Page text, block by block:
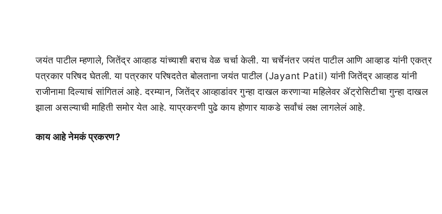
जयंत पाटील म्हणाले, जितेंद्र आव्हाड यांच्याशी बराच वेळ चर्चा केली. या चर्चेनंतर जयंत पाटील आणि आव्हाड यांनी एकत्र
पत्रकार परिषद घेतली. या पत्रकार परिषदतेत बोलताना जयंत पाटील (Jayant Patil) यांनी जितेंद्र आव्हाड यांनी
राजीनामा दिल्याचं सांगितलं आहे. दरम्यान, जितेंद्र आव्हाडांवर गुन्हा दाखल करणाऱ्या महिलेवर ॲट्रोसिटीचा गुन्हा दाखल
झाला असल्याची माहिती समोर येत आहे. याप्रकरणी पुढे काय होणार याकडे सर्वांचं लक्ष लागलेलं आहे.
काय आहे नेमकं प्रकरण?